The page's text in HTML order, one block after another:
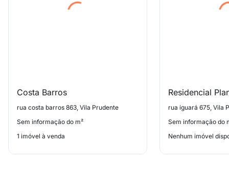
Costa Barros
rua costa barros 863, Vila Prudente
Sem informação do m²
1 imóvel à venda
rua iguará 675, Vila
Sem informação do
Nenhum imóvel